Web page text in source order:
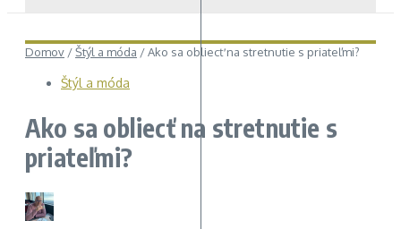
Domov /Štýl a móda /Ako sa obliecť na stretnutie s priateľmi?
Štýl a móda
Ako sa obliecť na stretnutie s
priateľmi?